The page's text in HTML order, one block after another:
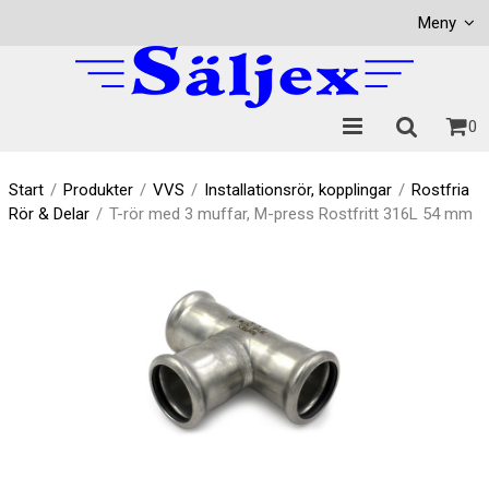
Meny
0
Start / Produkter / VVS / Installationsrör, kopplingar / Rostfria
Rör & Delar / T-rör med 3 muffar, M-press Rostfritt 316L 54 mm